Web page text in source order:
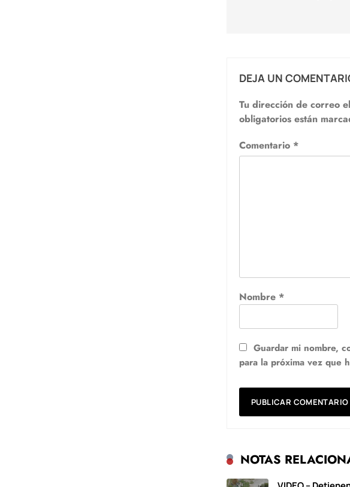
DEJA UN
Tu dirección de correo
obligatorios están
Comentario *
Nombre *
Guardar mi nombre,
para la próxima vez que
NOTAS